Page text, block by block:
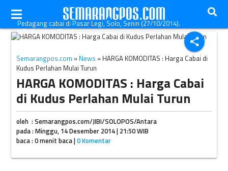
share
Pedagang cabai di Pasar Legi, Solo, Senin (27/10/2014).
(JIBI/Solopos/Dok.)
Semarangpos.com » News » HARGA KOMODITAS : Harga Cabai di
Kudus Perlahan Mulai Turun
HARGA KOMODITAS : Harga Cabai
di Kudus Perlahan Mulai Turun
oleh : Semarangpos.com/JIBI/SOLOPOS/Antara
pada : Minggu, 14 Desember 2014 | 21:50 WIB
baca : 0 menit baca |0 Komentar